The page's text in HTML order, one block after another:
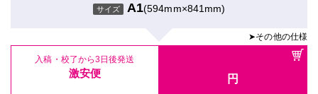
サイズ A1(594mm×841mm)
➤その他の仕様
入稿・校了から3日後発送
激安便 円